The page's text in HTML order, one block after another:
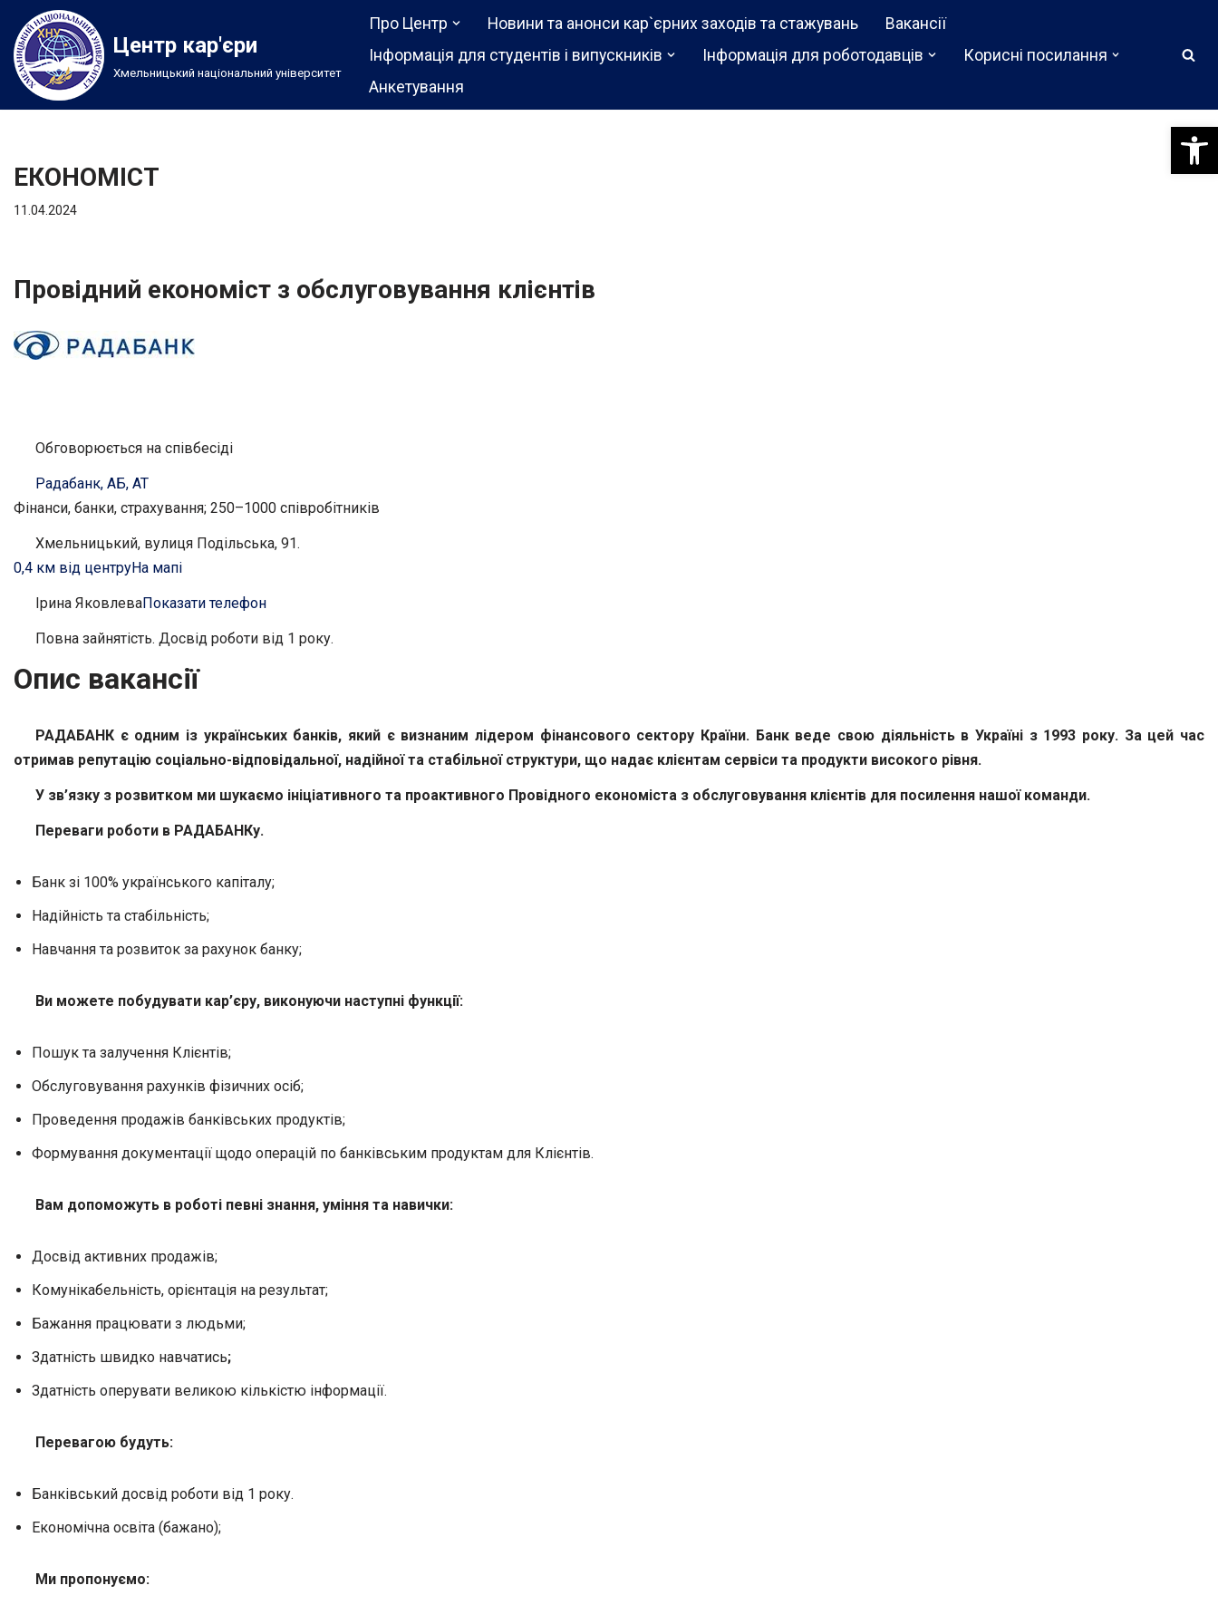
Перейти
до
вмісту
Центр кар'єри
Хмельницький національний університет
Про Центр Новини та анонси кар`єрних заходів та стажувань
Вакансії
Інформація для студентів і випускників
Інформація для роботодавців
Корисні посилання
Анкетування
ЕКОНОМІСТ
11.04.2024
Провідний економіст з обслуговування клієнтів
Обговорюється на співбесіді
Радабанк, АБ, АТ
Фінанси, банки, страхування; 250–1000 співробітників
Хмельницький, вулиця Подільська, 91.
0,4 км від центруНа мапі
Ірина ЯковлеваПоказати телефон
Повна зайнятість. Досвід роботи від 1 року.
Опис вакансії
РАДАБАНК є одним із українських банків, який є визнаним лідером фінансового сектору Країни. Банк веде свою діяльність в Україні з 1993 року. За цей час
отримав репутацію соціально-відповідальної, надійної та стабільної структури, що надає клієнтам сервіси та продукти високого рівня.
У зв’язку з розвитком ми шукаємо ініціативного та проактивного Провідного економіста з обслуговування клієнтів для посилення нашої команди.
Переваги роботи в РАДАБАНКу.
Банк зі 100% українського капіталу;
Надійність та стабільність;
Навчання та розвиток за рахунок банку;
Ви можете побудувати кар’єру, виконуючи наступні функції:
Пошук та залучення Клієнтів;
Обслуговування рахунків фізичних осіб;
Проведення продажів банківських продуктів;
Формування документації щодо операцій по банківським продуктам для Клієнтів.
Вам допоможуть в роботі певні знання, уміння та навички:
Досвід активних продажів;
Комунікабельність, орієнтація на результат;
Бажання працювати з людьми;
Здатність швидко навчатись;
Здатність оперувати великою кількістю інформації.
Перевагою будуть:
Банківський досвід роботи від 1 року.
Економічна освіта (бажано);
Ми пропонуємо: